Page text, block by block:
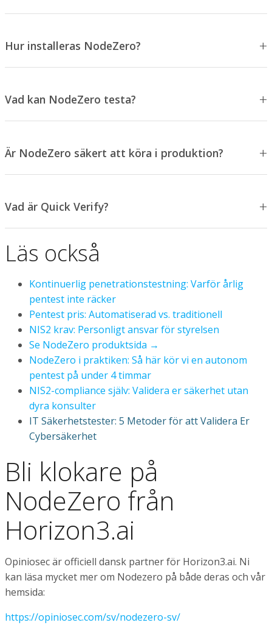
Hur installeras NodeZero?
Vad kan NodeZero testa?
Är NodeZero säkert att köra i produktion?
Vad är Quick Verify?
Läs också
Kontinuerlig penetrationstestning: Varför årlig
pentest inte räcker
Pentest pris: Automatiserad vs. traditionell
NIS2 krav: Personligt ansvar för styrelsen
Se NodeZero produktsida →
NodeZero i praktiken: Så här kör vi en autonom
pentest på under 4 timmar
NIS2-compliance själv: Validera er säkerhet utan
dyra konsulter
IT Säkerhetstester: 5 Metoder för att Validera Er
Cybersäkerhet
Bli klokare på
NodeZero från
Horizon3.ai
Opiniosec är officiell dansk partner för Horizon3.ai. Ni
kan läsa mycket mer om Nodezero på både deras och vår
hemsida:
https://opiniosec.com/sv/nodezero-sv/